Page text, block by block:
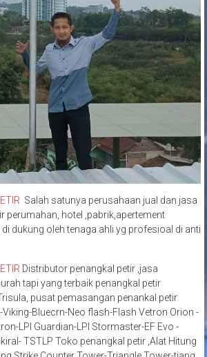
Salah satunya perusahaan jual dan jasa
perumahan, hotel ,pabrik,apertement
dukung oleh tenaga ahli yg profesioal di anti
Distributor penangkal petir ,jasa
tapi yang terbaik penangkal petir
pusat pemasangan penankal petir
Bluecrn-Neo flash-Flash Vetron Orion -
LPI Guardian-LPI Stormaster-EF Evo -
TSTLP Toko penangkal petir ,Alat Hitung